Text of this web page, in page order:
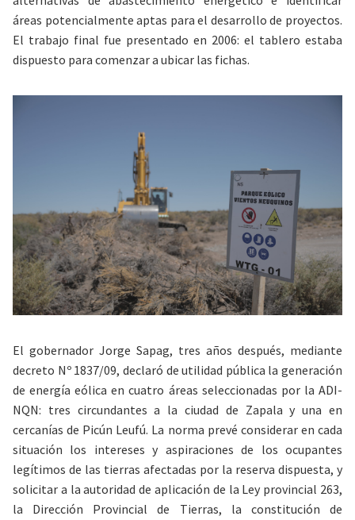
áreas potencialmente aptas para el desarrollo de proyectos.
El trabajo final fue presentado en 2006: el tablero estaba
dispuesto para comenzar a ubicar las fichas.
El gobernador Jorge Sapag, tres años después, mediante
decreto Nº 1837/09, declaró de utilidad pública la generación
de energía eólica en cuatro áreas seleccionadas por la ADI-
NQN: tres circundantes a la ciudad de Zapala y una en
cercanías de Picún Leufú. La norma prevé considerar en cada
situación los intereses y aspiraciones de los ocupantes
legítimos de las tierras afectadas por la reserva dispuesta, y
solicitar a la autoridad de aplicación de la Ley provincial 263,
la Dirección Provincial de Tierras, la constitución de